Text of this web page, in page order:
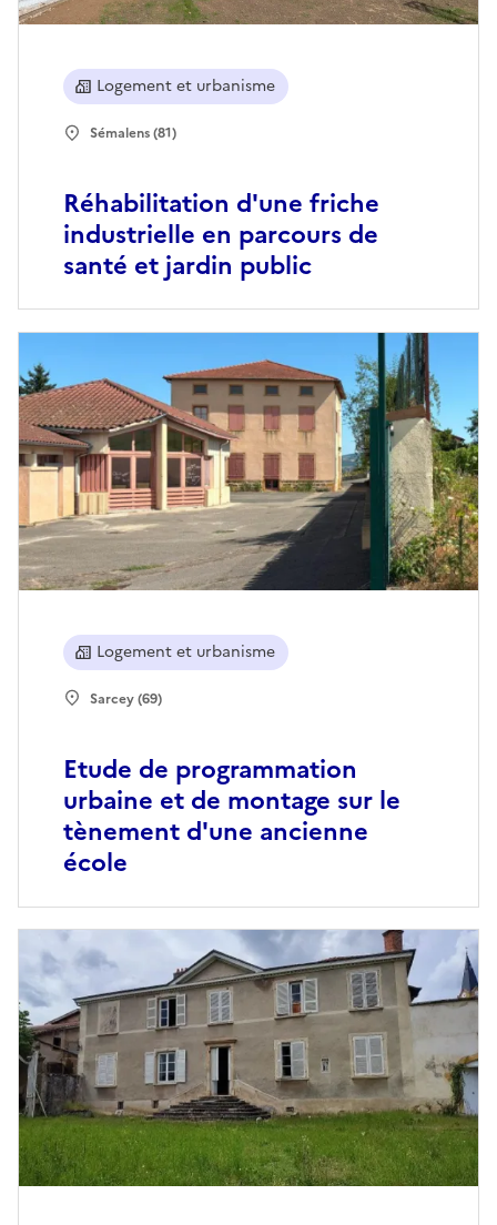
Réhabilitation d'une friche
industrielle en parcours de
santé et jardin public
Logement et urbanisme
Sémalens (81)
Etude de programmation
urbaine et de montage sur le
tènement d'une ancienne
école
Logement et urbanisme
Sarcey (69)